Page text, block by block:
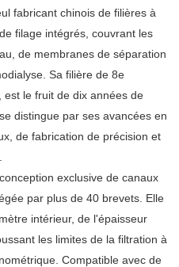
fabricant chinois de filières à
filage intégrés, couvrant les
de membranes de séparation
Sa filière de 8e
le fruit de dix années de
distingue par ses avancées en
de fabrication de précision et
exclusive de canaux
par plus de 40 brevets. Elle
intérieur, de l'épaisseur
les limites de la filtration à
Compatible avec de